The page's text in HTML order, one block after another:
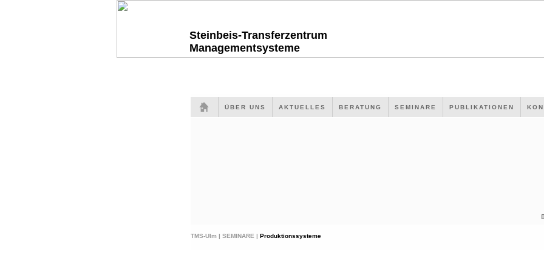
Steinbeis-Transferzentrum
Managementsysteme
ÜBER UNS AKTUELLES BERATUNG SEMINARE PUBLIKATIONEN
TMS-Ulm | SEMINARE | Produktionssysteme